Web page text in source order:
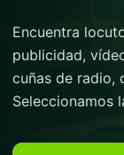
Encuentra
publicidad,
cuñas de radio,
Seleccionamos